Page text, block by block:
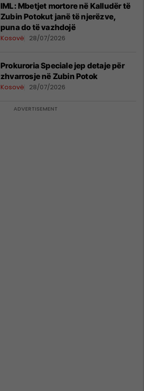
IML: Mbetjet mortore në Kalludër të
Zubin Potokut janë të njerëzve,
puna do të vazhdojë
Kosovë 28/07/2026
Prokuroria Speciale jep detaje për
zhvarrosje në Zubin Potok
Kosovë 28/07/2026